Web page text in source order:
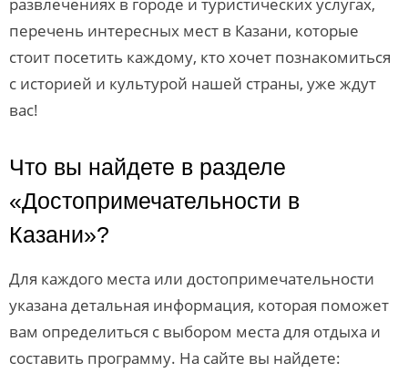
перечень интересных мест в Казани, которые
стоит посетить каждому, кто хочет познакомиться
с историей и культурой нашей страны, уже ждут
вас!
Что вы найдете в разделе
«Достопримечательности в
Казани»?
Для каждого места или достопримечательности
указана детальная информация, которая поможет
вам определиться с выбором места для отдыха и
составить программу. На сайте вы найдете: